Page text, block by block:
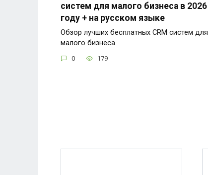
систем для малого бизнеса в 2026
году + на русском языке
Обзор лучших бесплатных CRM систем для
малого бизнеса.
0 179